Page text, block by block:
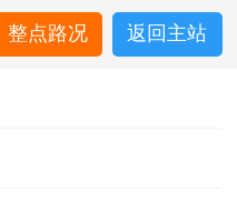
整点路况 返回主站